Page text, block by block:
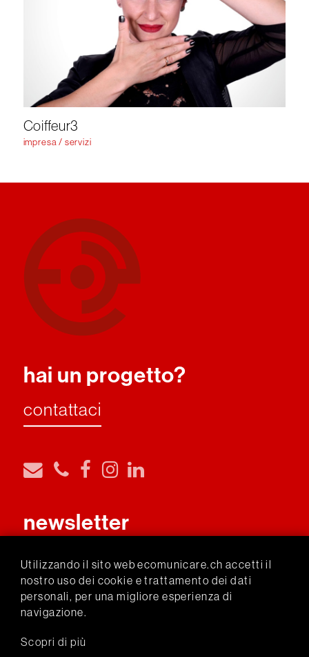
Coiffeur3
impresa / servizi
hai un progetto?
contattaci
newsletter
iscriviti
livecam Sassalbo
Utilizzando il sito web ecomunicare.ch accetti il
nostro uso dei cookie e trattamento dei dati
personali, per una migliore esperienza di
navigazione.
Scopri di più